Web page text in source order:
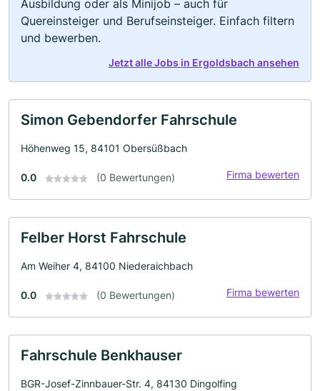
Ausbildung oder als Minijob – auch für
Quereinsteiger und Berufseinsteiger. Einfach filtern
und bewerben.
Jetzt alle Jobs in Ergoldsbach ansehen
Simon Gebendorfer Fahrschule
Höhenweg 15, 84101 Obersüßbach
0.0 (0 Bewertungen) Firma bewerten
Felber Horst Fahrschule
Am Weiher 4, 84100 Niederaichbach
0.0 (0 Bewertungen) Firma bewerten
Fahrschule Benkhauser
BGR-Josef-Zinnbauer-Str. 4, 84130 Dingolfing